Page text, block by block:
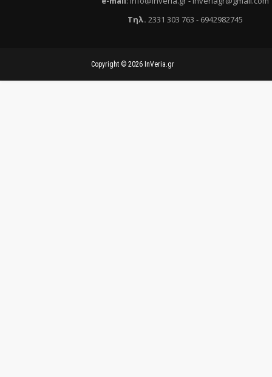
Τηλ. 2331 303 763 - 6942982745
Copyright © 2026 InVeria.gr